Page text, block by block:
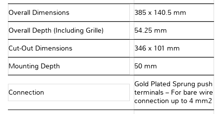
Overall Dimensions 385 x 140.5 mm
Overall Depth (Including Grille) 54.25 mm
Cut-Out Dimensions 346 x 101 mm
Mounting Depth 50 mm
Connection
Gold Plated Sprung push
terminals – For bare wire
connection up to 4 mm2